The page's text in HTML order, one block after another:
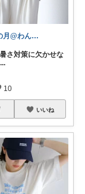
下弦の月@わんにゃん日和
さ対策に欠かせな
...
10
いいね